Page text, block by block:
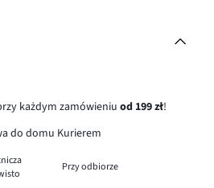
każdym zamówieniuod 199 zł!
do domu Kurierem
Przy odbiorze